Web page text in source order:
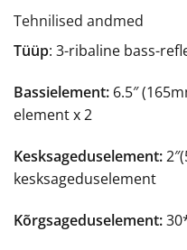
Tehnilised andmed
Tüüp: 3-ribaline bass-
Bassielement: 6.5″
element x 2
Kesksageduselement:
kesksageduselement
Kõrgsageduselement: